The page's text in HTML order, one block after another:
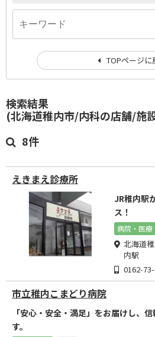
検索結果
(北海道稚内市/内科の店舗/施設
8件
えきまえ診療所
JR稚内駅
ス！
病院・医療
北海道
内駅
0162-
市立稚内こまどり病院
「安心・安全・満足」をお届けし、
す。
TOPページに